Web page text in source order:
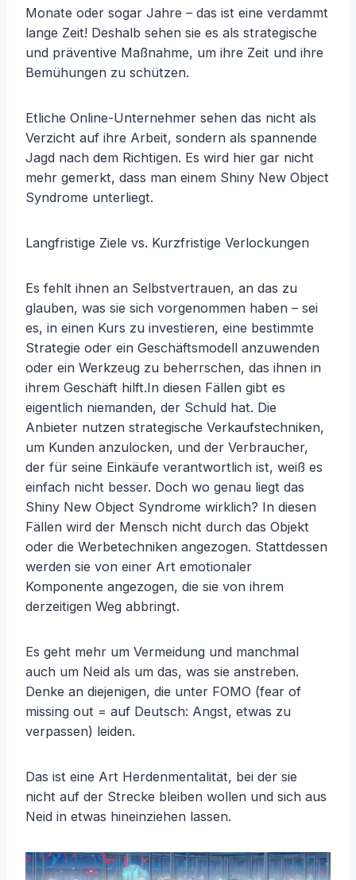
Monate oder sogar Jahre – das ist eine verdammt
lange Zeit! Deshalb sehen sie es als strategische
und präventive Maßnahme, um ihre Zeit und ihre
Bemühungen zu schützen.
Etliche Online-Unternehmer sehen das nicht als
Verzicht auf ihre Arbeit, sondern als spannende
Jagd nach dem Richtigen. Es wird hier gar nicht
mehr gemerkt, dass man einem Shiny New Object
Syndrome unterliegt.
Langfristige Ziele vs. Kurzfristige Verlockungen
Es fehlt ihnen an Selbstvertrauen, an das zu
glauben, was sie sich vorgenommen haben – sei
es, in einen Kurs zu investieren, eine bestimmte
Strategie oder ein Geschäftsmodell anzuwenden
oder ein Werkzeug zu beherrschen, das ihnen in
ihrem Geschäft hilft.In diesen Fällen gibt es
eigentlich niemanden, der Schuld hat. Die
Anbieter nutzen strategische Verkaufstechniken,
um Kunden anzulocken, und der Verbraucher,
der für seine Einkäufe verantwortlich ist, weiß es
einfach nicht besser. Doch wo genau liegt das
Shiny New Object Syndrome wirklich? In diesen
Fällen wird der Mensch nicht durch das Objekt
oder die Werbetechniken angezogen. Stattdessen
werden sie von einer Art emotionaler
Komponente angezogen, die sie von ihrem
derzeitigen Weg abbringt.
Es geht mehr um Vermeidung und manchmal
auch um Neid als um das, was sie anstreben.
Denke an diejenigen, die unter FOMO (fear of
missing out = auf Deutsch: Angst, etwas zu
verpassen) leiden.
Das ist eine Art Herdenmentalität, bei der sie
nicht auf der Strecke bleiben wollen und sich aus
Neid in etwas hineinziehen lassen.